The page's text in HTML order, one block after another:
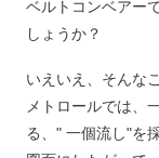
ベルトコンベアー
しょうか？
いえいえ、そんな
メトロールでは、
る、" 一個流し"を採